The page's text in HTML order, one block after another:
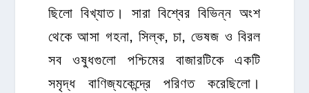
ছিলো বিখ্যাত। সারা বিশ্বের বিভিন্ন অংশ
থেকে আসা গহনা, সিল্ক, চা, ভেষজ ও বিরল
সব ওষুধগুলো পশ্চিমের বাজারটিকে একটি
সমৃদ্ধ বাণিজ্যকেন্দ্রে পরিণত করেছিলো।